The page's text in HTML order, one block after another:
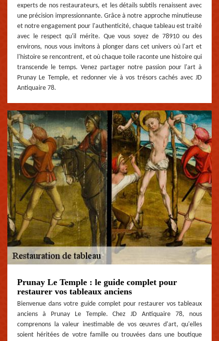
experts de nos restaurateurs, et les détails subtils renaissent avec
une précision impressionnante. Grâce à notre approche minutieuse
et notre engagement pour l'authenticité, chaque tableau est traité
avec le respect qu'il mérite. Que vous soyez de 78910 ou des
environs, nous vous invitons à plonger dans cet univers où l'art et
l'histoire se rencontrent, et où chaque toile raconte une histoire qui
transcende le temps. Venez partager notre passion pour l'art à
Prunay Le Temple, et redonner vie à vos trésors cachés avec JD
Antiquaire 78.
Prunay Le Temple : le guide complet pour
restaurer vos tableaux anciens
Bienvenue dans votre guide complet pour restaurer vos tableaux
anciens à Prunay Le Temple. Chez JD Antiquaire 78, nous
comprenons la valeur inestimable de vos œuvres d'art, qu'elles
soient héritées de votre famille ou trouvées dans une boutique